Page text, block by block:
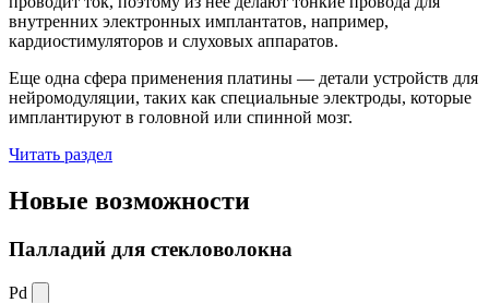
внутренних электронных имплантатов, например,
кардиостимуляторов и слуховых аппаратов.
Еще одна сфера применения платины — детали устройств для
нейромодуляции, таких как специальные электроды, которые
имплантируют в головной или спинной мозг.
Читать раздел
Новые возможности
Палладий для стекловолокна
Pd